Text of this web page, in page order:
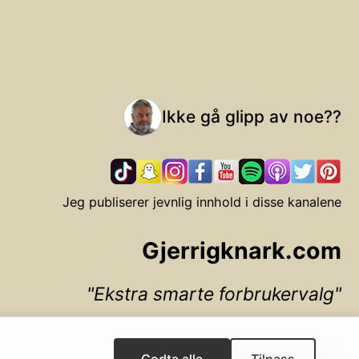
Ikke gå glipp av noe??
Jeg publiserer jevnlig innhold i disse kanalene
Gjerrigknark.com
Ekstra smarte forbrukervalg